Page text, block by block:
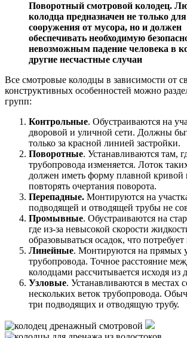
Поворотный смотровой колодец.
колодца предназначен не только
сооружения от мусора, но и должен
обеспечивать необходимую
невозможным падение человека в
другие несчастные случаи
Все смотровые колодцы в зависимости от
конструктивных особенностей можно
групп:
Контрольные. Обустраиваются на
дворовой и уличной сети. Должны
только за красной линией застройки.
Поворотные. Устанавливаются там,
трубопровода изменяется. Лоток
должен иметь форму плавной кривой
повторять очертания поворота.
Перепадные. Монтируются на
подводящей и отводящей трубы не
Промывные. Обустраиваются на
где из-за невысокой скорости
образовываться осадок, что
Линейные. Монтируются на прямых
трубопровода. Точное расстояние
колодцами рассчитывается исходя из
Узловые. Устанавливаются в местах
нескольких веток трубопровода.
три подводящих и отводящую трубу.